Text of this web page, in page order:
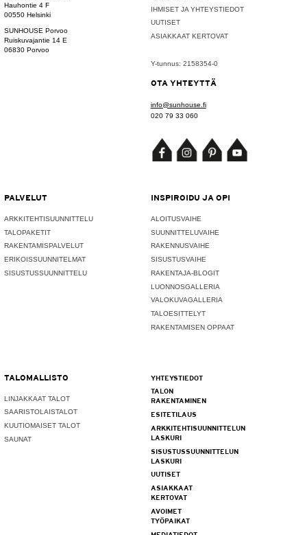
Hauhontie 4 F
00550 Helsinki
SUNHOUSE Porvoo
Ruiskuvajantie 14 E
06830 Porvoo
IHMISET JA YHTEYSTIEDOT
UUTISET
ASIAKKAAT KERTOVAT
Y-tunnus: 2158354-0
OTA YHTEYTTÄ
info@sunhouse.fi
020 79 33 060
PALVELUT
ARKKITEHTISUUNNITTELU
TALOPAKETIT
RAKENTAMISPALVELUT
ERIKOISSUUNNITELMAT
SISUSTUSSUUNNITTELU
INSPIROIDU JA OPI
ALOITUSVAIHE
SUUNNITTELUVAIHE
RAKENNUSVAIHE
SISUSTUSVAIHE
RAKENTAJA-BLOGIT
LUONNOSGALLERIA
VALOKUVAGALLERIA
TALOESITTELYT
RAKENTAMISEN OPPAAT
TALOMALLISTO
LINJAKKAAT TALOT
SAARISTOLAISTALOT
KUUTIOMAISET TALOT
SAUNAT
YHTEYSTIEDOT
TALON
RAKENTAMINEN
ESITETILAUS
ARKKITEHTISUUNNITTELUN
LASKURI
SISUSTUSSUUNNITTELUN
LASKURI
UUTISET
ASIAKKAAT
KERTOVAT
AVOIMET
TYÖPAIKAT